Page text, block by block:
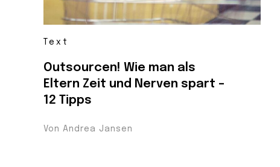
Text
Outsourcen! Wie man als
Eltern Zeit und Nerven spart –
12 Tipps
Von Andrea Jansen